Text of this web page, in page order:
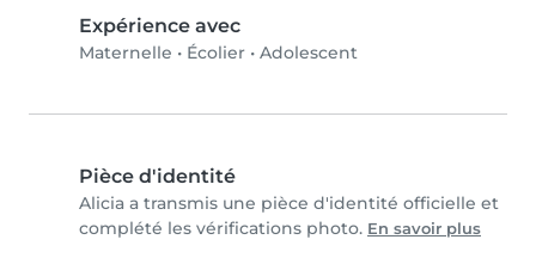
Expérience avec
Maternelle • Écolier • Adolescent
Pièce d'identité
Alicia a transmis une pièce d'identité officielle et
complété les vérifications photo. En savoir plus